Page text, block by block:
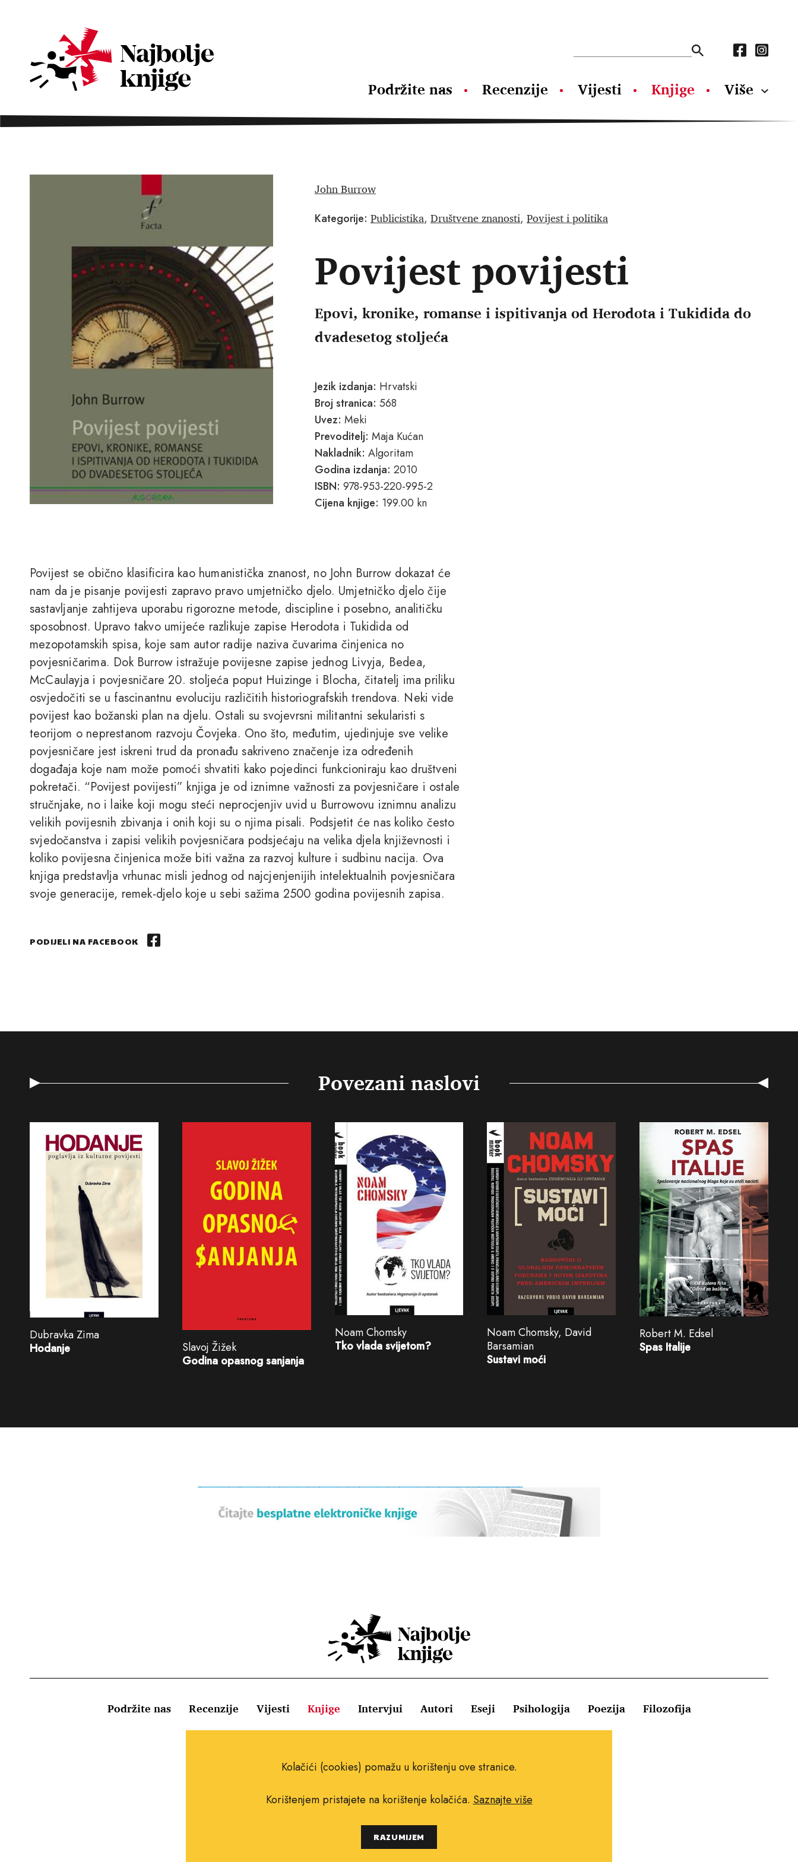
Podržite nas Recenzije Vijesti Knjige Više
John Burrow
Kategorije: Publicistika, Društvene znanosti, Povijest i politika
Povijest povijesti
Epovi, kronike, romanse i ispitivanja od Herodota i Tukidida do
dvadesetog stoljeća
Jezik izdanja: Hrvatski
Broj stranica: 568
Uvez: Meki
Prevoditelj: Maja Kućan
Nakladnik: Algoritam
Godina izdanja: 2010
ISBN: 978-953-220-995-2
Cijena knjige: 199.00 kn
Povijest se obično klasificira kao humanistička znanost, no John Burrow dokazat će
nam da je pisanje povijesti zapravo pravo umjetničko djelo. Umjetničko djelo čije
sastavljanje zahtijeva uporabu rigorozne metode, discipline i posebno, analitičku
sposobnost. Upravo takvo umijeće razlikuje zapise Herodota i Tukidida od
mezopotamskih spisa, koje sam autor radije naziva čuvarima činjenica no
povjesničarima. Dok Burrow istražuje povijesne zapise jednog Livyja, Bedea,
McCaulayja i povjesničare 20. stoljeća poput Huizinge i Blocha, čitatelj ima priliku
osvjedočiti se u fascinantnu evoluciju različitih historiografskih trendova. Neki vide
povijest kao božanski plan na djelu. Ostali su svojevrsni militantni sekularisti s
teorijom o neprestanom razvoju Čovjeka. Ono što, međutim, ujedinjuje sve velike
povjesničare jest iskreni trud da pronađu sakriveno značenje iza određenih
događaja koje nam može pomoći shvatiti kako pojedinci funkcioniraju kao društveni
pokretači. “Povijest povijesti” knjiga je od iznimne važnosti za povjesničare i ostale
stručnjake, no i laike koji mogu steći neprocjenjiv uvid u Burrowovu iznimnu analizu
velikih povijesnih zbivanja i onih koji su o njima pisali. Podsjetit će nas koliko često
svjedočanstva i zapisi velikih povjesničara podsjećaju na velika djela književnosti i
koliko povijesna činjenica može biti važna za razvoj kulture i sudbinu nacija. Ova
knjiga predstavlja vrhunac misli jednog od najcjenjenijih intelektualnih povjesničara
svoje generacije, remek-djelo koje u sebi sažima 2500 godina povijesnih zapisa.
PODIJELI NA FACEBOOK
Povezani naslovi
Dubravka Zima
Hodanje
Slavoj Žižek
Godina opasnog sanjanja
Noam Chomsky
Tko vlada svijetom?
Noam Chomsky, David
Barsamian
Sustavi moći
Robert M. Edsel
Spas Italije
Podržite nas Recenzije Vijesti Knjige Intervjui Autori Eseji Psihologija Poezija Filozofija
Copyright © 2010.-2021. najboljeknjige.com.
Kolačići (cookies) pomažu u korištenju ove stranice.
Korištenjem pristajete na korištenje kolačića. Saznajte više
RAZUMIJEM